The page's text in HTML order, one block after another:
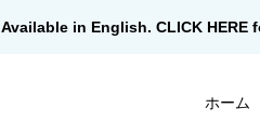
Available in English. CLICK HERE
ホーム